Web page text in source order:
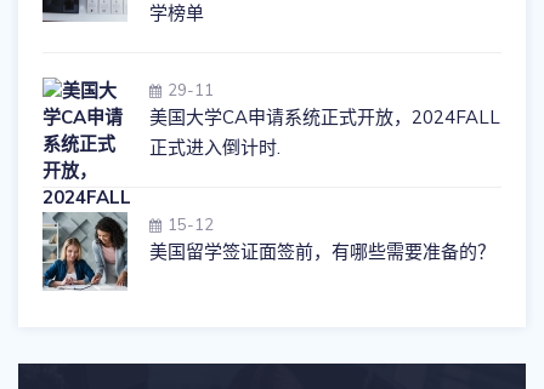
学榜单
29-11
美国大学CA申请系统正式开放，2024FALL
正式进入倒计时.
15-12
美国留学签证面签前，有哪些需要准备的？